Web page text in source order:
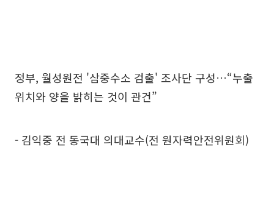
정부, 월성원전 '삼중수소 검출' 조사단 구성…“누출
위치와 양을 밝히는 것이 관건”
- 김익중 전 동국대 의대교수(전 원자력안전위원회)